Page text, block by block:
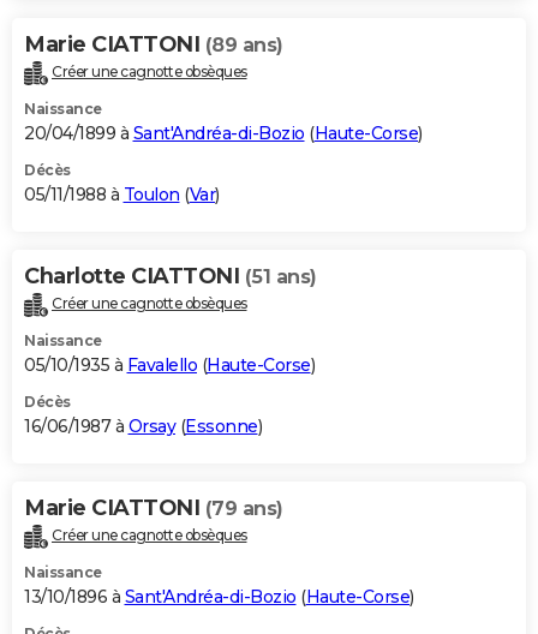
Marie CIATTONI (89 ans)
Créer une cagnotte obsèques
Naissance
20/04/1899 à Sant'Andréa-di-Bozio (Haute-Corse)
Décès
05/11/1988 à Toulon (Var)
Charlotte CIATTONI (51 ans)
Créer une cagnotte obsèques
Naissance
05/10/1935 à Favalello (Haute-Corse)
Décès
16/06/1987 à Orsay(Essonne)
Marie CIATTONI (79 ans)
Créer une cagnotte obsèques
Naissance
13/10/1896 à Sant'Andréa-di-Bozio (Haute-Corse)